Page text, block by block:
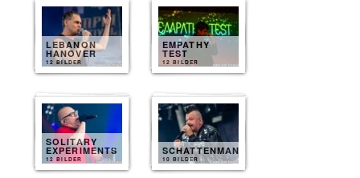
LEBANON
HANOVER
12 BILDER
EMPATHY
TEST
12 BILDER
SOLITARY
EXPERIMENTS
12 BILDER
SCHATTENMANN
10 BILDER